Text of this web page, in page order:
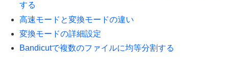
する
高速モードと変換モードの違い
変換モードの詳細設定
Bandicutで複数のファイルに均等分割する